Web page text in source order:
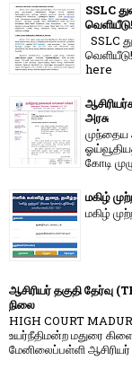
SSLC
SSLC
here
அரசு
முந்தைய
கோடி
மகிழ்
மகிழ்
ஆசிரியர் தகுதி
நிலை
HIGH COURT
உயர்நீதிமன்ற மதுரை
மேனிலைப்பள்ளி ஆசிரியர்